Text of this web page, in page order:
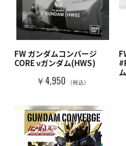
FW ガンダムコンバージ
CORE νガンダム(HWS)
￥4,950 （税込）